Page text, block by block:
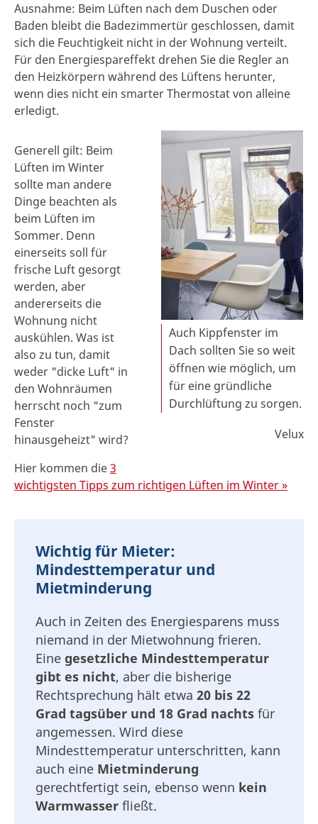
Ausnahme: Beim Lüften nach dem Duschen oder
Baden bleibt die Badezimmertür geschlossen, damit
sich die Feuchtigkeit nicht in der Wohnung verteilt.
Für den Energiespareffekt drehen Sie die Regler an
den Heizkörpern während des Lüftens herunter,
wenn dies nicht ein smarter Thermostat von alleine
erledigt.
Auch Kippfenster im
Dach sollten Sie so weit
öffnen wie möglich, um
für eine gründliche
Durchlüftung zu sorgen.
Velux
Generell gilt: Beim
Lüften im Winter
sollte man andere
Dinge beachten als
beim Lüften im
Sommer. Denn
einerseits soll für
frische Luft gesorgt
werden, aber
andererseits die
Wohnung nicht
auskühlen. Was ist
also zu tun, damit
weder "dicke Luft" in
den Wohnräumen
herrscht noch "zum
Fenster
hinausgeheizt" wird?
Hier kommen die3
wichtigsten Tipps zum richtigen Lüften im Winter »
Wichtig für Mieter:
Mindesttemperatur und
Mietminderung
Auch in Zeiten des Energiesparens muss
niemand in der Mietwohnung frieren.
Eine gesetzliche Mindesttemperatur
gibt es nicht, aber die bisherige
Rechtsprechung hält etwa 20 bis 22
Grad tagsüber und 18 Grad nachts für
angemessen. Wird diese
Mindesttemperatur unterschritten, kann
auch eine Mietminderung
gerechtfertigt sein, ebenso wenn kein
Warmwasser fließt.